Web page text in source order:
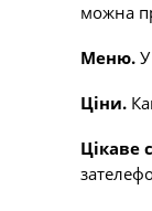
можна
Меню.
Ціни.
Цікаве